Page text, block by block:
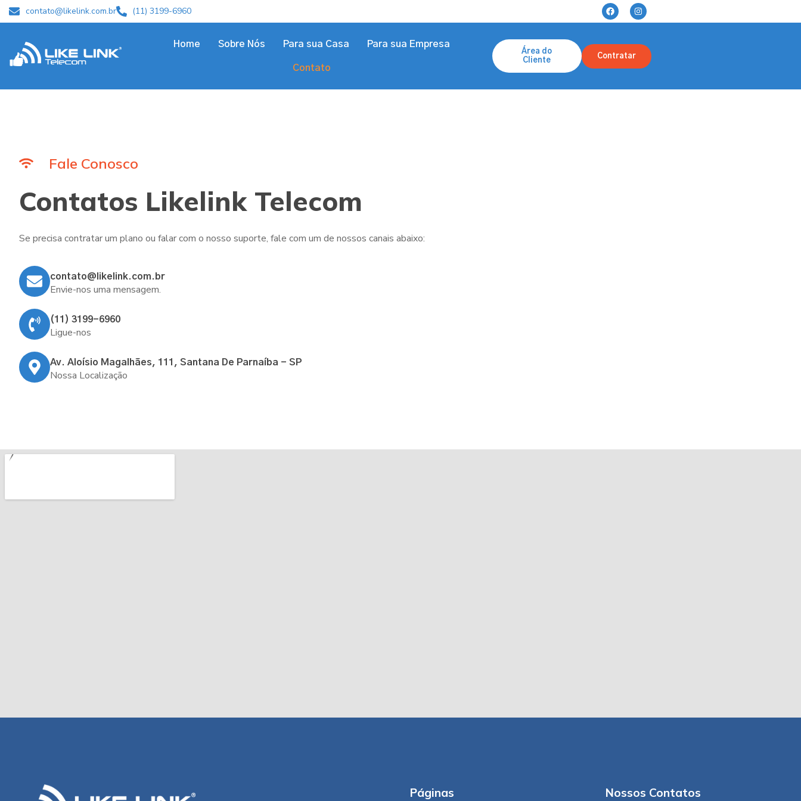
contato@likelink.com.br (11) 3199-6960
Home Sobre Nós Para sua Casa Para sua Empresa
Contato
Área do
Cliente
Contratar
Fale Conosco
Contatos Likelink Telecom
Se precisa contratar um plano ou falar com o nosso suporte, fale com um de nossos canais abaixo:
contato@likelink.com.br
Envie-nos uma mensagem.
(11) 3199-6960
Ligue-nos
Av. Aloísio Magalhães, 111, Santana De Parnaíba - SP
Nossa Localização
Páginas Nossos Contatos